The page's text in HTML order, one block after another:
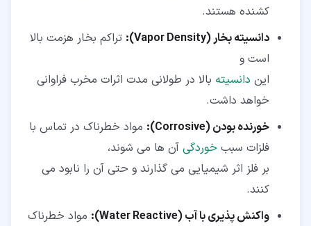
کشنده هستند.
دانسیته بخار (Vapor Density):
تراکم بخار هزمت بالا
است و
این دانسیته بالا در طولانی مدت اثرات مخرب فراوانی
خواهد داشت.
خورنده بودن (Corrosive):
مواد خطرناک در تماس با
فلزات سبب خوردگی آن ها می شوند،
بر فلز اثر شیمیایی می گذارند و حتی آن را نابود می
کنند.
واکنش پذیری با آب (Water Reactive):
مواد خطرناک